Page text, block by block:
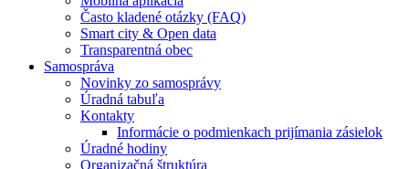
Často kladené otázky (FAQ)
Smart city & Open data
Transparentná obec
Samospráva
Novinky zo samosprávy
Úradná tabuľa
Kontakty
Informácie o podmienkach prijímania zásielok
Úradné hodiny
Organizačná štruktúra